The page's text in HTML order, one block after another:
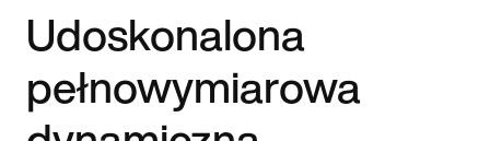
Udoskonalona
pełnowymiarowa